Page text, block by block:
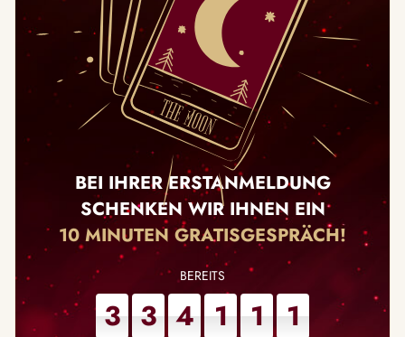
BEI IHRER ERSTANMELDUNG
SCHENKEN WIR IHNEN EIN
10 MINUTEN GRATISGESPRÄCH!
3 3 4 1 1 1